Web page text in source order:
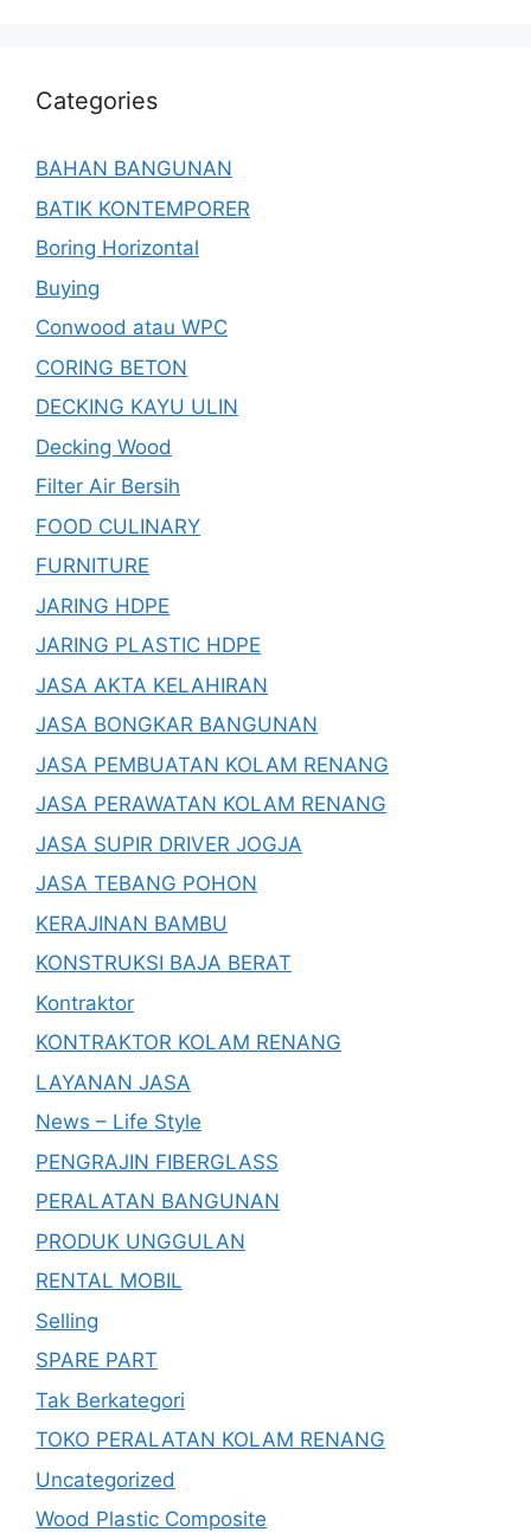
Categories
BAHAN BANGUNAN
BATIK KONTEMPORER
Boring Horizontal
Buying
Conwood atau WPC
CORING BETON
DECKING KAYU ULIN
Decking Wood
Filter Air Bersih
FOOD CULINARY
FURNITURE
JARING HDPE
JARING PLASTIC HDPE
JASA AKTA KELAHIRAN
JASA BONGKAR BANGUNAN
JASA PEMBUATAN KOLAM RENANG
JASA PERAWATAN KOLAM RENANG
JASA SUPIR DRIVER JOGJA
JASA TEBANG POHON
KERAJINAN BAMBU
KONSTRUKSI BAJA BERAT
Kontraktor
KONTRAKTOR KOLAM RENANG
LAYANAN JASA
News – Life Style
PENGRAJIN FIBERGLASS
PERALATAN BANGUNAN
PRODUK UNGGULAN
RENTAL MOBIL
Selling
SPARE PART
Tak Berkategori
TOKO PERALATAN KOLAM RENANG
Uncategorized
Wood Plastic Composite